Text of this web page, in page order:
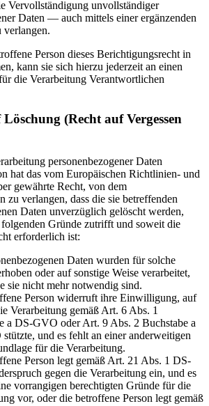
Vervollständigung unvollständiger
Daten — auch mittels einer ergänzenden
Person dieses Berichtigungsrecht in
kann sie sich hierzu jederzeit an einen
die Verarbeitung Verantwortlichen
(Recht auf Vergessen
personenbezogener Daten
hat das vom Europäischen Richtlinien- und
gewährte Recht, von dem
zu verlangen, dass die sie betreffenden
Daten unverzüglich gelöscht werden,
Gründe zutrifft und soweit die
erforderlich ist:
Daten wurden für solche
oder auf sonstige Weise verarbeitet,
sie nicht mehr notwendig sind.
Person widerruft ihre Einwilligung, auf
Verarbeitung gemäß Art. 6 Abs. 1
a DS-GVO oder Art. 9 Abs. 2 Buchstabe a
und es fehlt an einer anderweitigen
für die Verarbeitung.
Person legt gemäß Art. 21 Abs. 1 DS-
gegen die Verarbeitung ein, und es
vorrangigen berechtigten Gründe für die
vor, oder die betroffene Person legt gemäß